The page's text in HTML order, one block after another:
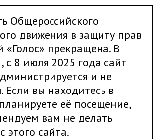
Общероссийского
движения в защиту прав
«Голос» прекращена. В
с 8 июля 2025 года сайт
и не
Если вы находитесь в
её посещение,
вам не делать
этого сайта.